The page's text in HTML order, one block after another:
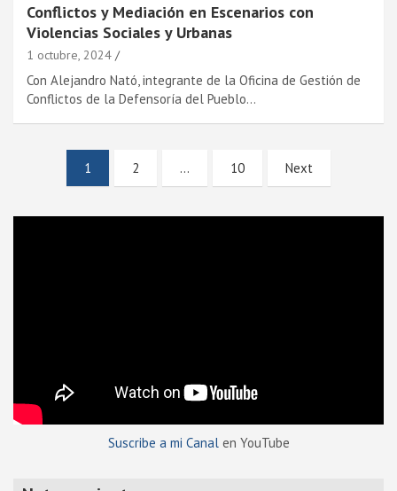
Conflictos y Mediación en Escenarios con
Violencias Sociales y Urbanas
1 octubre, 2024
Con Alejandro Nató, integrante de la Oficina de Gestión de
Conflictos de la Defensoría del Pueblo…
Paginación
entradas
1 2 … 10 Next
Suscribe a mi Canalen YouTube